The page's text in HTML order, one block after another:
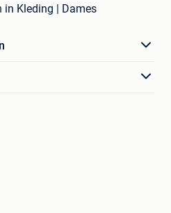
in Kleding | Dames